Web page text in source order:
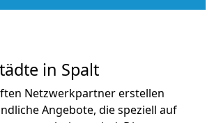
in Spalt
Netzwerkpartner erstellen
Angebote, die speziell auf